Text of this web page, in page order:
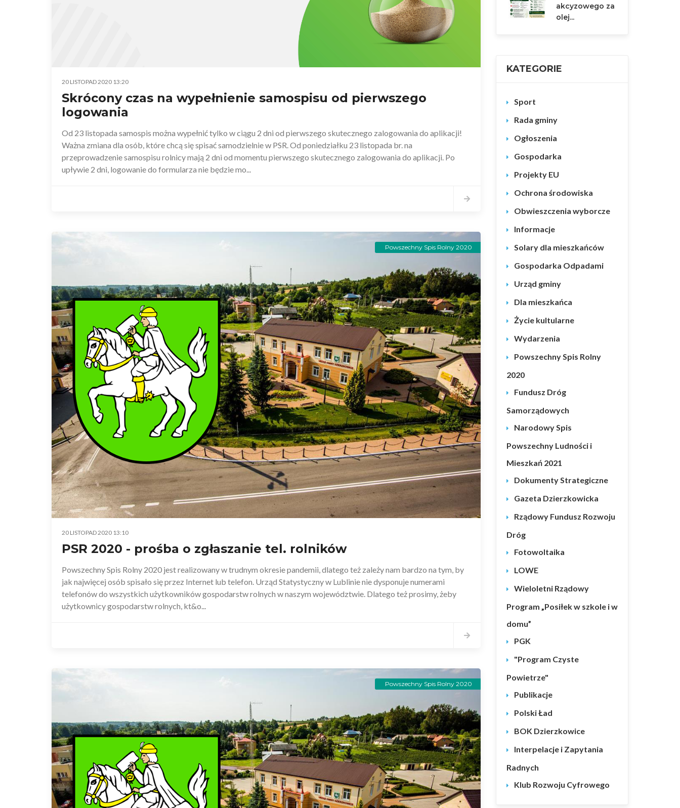
20 LISTOPAD 2020 13:20
Skrócony czas na wypełnienie samospisu od pierwszego
logowania
Od 23 listopada samospis można wypełnić tylko w ciągu 2 dni od pierwszego skutecznego zalogowania do aplikacji!
Ważna zmiana dla osób, które chcą się spisać samodzielnie w PSR. Od poniedziałku 23 listopada br. na
przeprowadzenie samospisu rolnicy mają 2 dni od momentu pierwszego skutecznego zalogowania do aplikacji. Po
upływie 2 dni, logowanie do formularza nie będzie mo...
Powszechny Spis Rolny 2020
20 LISTOPAD 2020 13:10
PSR 2020 - prośba o zgłaszanie tel. rolników
Powszechny Spis Rolny 2020 jest realizowany w trudnym okresie pandemii, dlatego też zależy nam bardzo na tym, by
jak najwięcej osób spisało się przez Internet lub telefon. Urząd Statystyczny w Lublinie nie dysponuje numerami
telefonów do wszystkich użytkowników gospodarstw rolnych w naszym województwie. Dlatego też prosimy, żeby
użytkownicy gospodarstw rolnych, kt&o...
Powszechny Spis Rolny 2020
akcyzowego za
olej...
KATEGORIE
Sport
Rada gminy
Ogłoszenia
Gospodarka
Projekty EU
Ochrona środowiska
Obwieszczenia wyborcze
Informacje
Solary dla mieszkańców
Gospodarka Odpadami
Urząd gminy
Dla mieszkańca
Życie kultularne
Wydarzenia
Powszechny Spis Rolny
2020
Fundusz Dróg
Samorządowych
Narodowy Spis
Powszechny Ludności i
Mieszkań 2021
Dokumenty Strategiczne
Gazeta Dzierzkowicka
Rządowy Fundusz Rozwoju
Dróg
Fotowoltaika
LOWE
Wieloletni Rządowy
Program „Posiłek w szkole i w
domu”
PGK
"Program Czyste
Powietrze"
Publikacje
Polski Ład
BOK Dzierzkowice
Interpelacje i Zapytania
Radnych
Klub Rozwoju Cyfrowego